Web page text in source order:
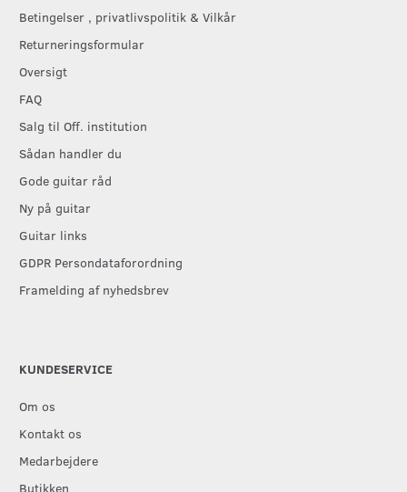
Betingelser , privatlivspolitik & Vilkår
Returneringsformular
Oversigt
FAQ
Salg til Off. institution
Sådan handler du
Gode guitar råd
Ny på guitar
Guitar links
GDPR Persondataforordning
Framelding af nyhedsbrev
KUNDESERVICE
Om os
Kontakt os
Medarbejdere
Butikken